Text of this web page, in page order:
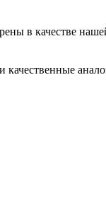
в качестве
качественные